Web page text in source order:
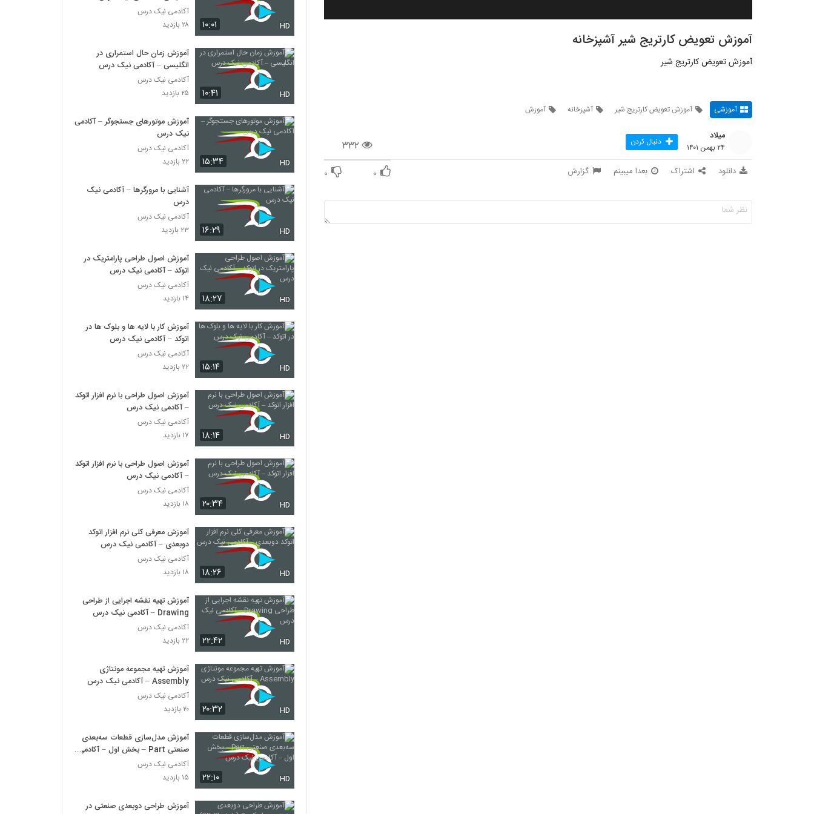
آموزش تعویض کارتریج شیر آشپزخانه
آموزش تعویض کارتریج شیر
آموزشی آموزش تعویض کارتریج شیر آشپزخانه آموزش
۳۳۲
میلاد
۲۴ بهمن ۱۴۰۱ دنبال کردن
دانلود اشتراک بعدا میبینم گزارش ۰ ۰
۱۰:۰۱ HD
آکادمی نیک درس
۲۸ بازدید
۱۰:۴۱ HD
آموزش زمان حال استمراری در
انگلیسی – آکادمی نیک درس
آکادمی نیک درس
۲۵ بازدید
۱۵:۳۴ HD
آموزش موتورهای جستجوگر – آکادمی
نیک درس
آکادمی نیک درس
۲۲ بازدید
۱۶:۲۹ HD
آشنایی با مرورگرها – آکادمی نیک
درس
آکادمی نیک درس
۲۳ بازدید
۱۸:۲۷ HD
آموزش اصول طراحی پارامتریک در
اتوکد – آکادمی نیک درس
آکادمی نیک درس
۱۴ بازدید
۱۵:۱۴ HD
آموزش کار با لایه ها و بلوک ها در
اتوکد – آکادمی نیک درس
آکادمی نیک درس
۲۲ بازدید
۱۸:۱۴ HD
آموزش اصول طراحی با نرم افزار اتوکد
– آکادمی نیک درس
آکادمی نیک درس
۱۷ بازدید
۲۰:۳۴ HD
آموزش اصول طراحی با نرم افزار اتوکد
– آکادمی نیک درس
آکادمی نیک درس
۱۸ بازدید
۱۸:۲۶ HD
آموزش معرفی کلی نرم افزار اتوکد
دوبعدی – آکادمی نیک درس
آکادمی نیک درس
۱۸ بازدید
۲۲:۴۲ HD
آموزش تهیه نقشه اجرایی از طراحی
Drawing – آکادمی نیک درس
آکادمی نیک درس
۲۲ بازدید
۲۰:۳۲ HD
آموزش تهیه مجموعه مونتاژی
Assembly – آکادمی نیک درس
آکادمی نیک درس
۲۰ بازدید
۲۲:۱۰ HD
آموزش مدل‌سازی قطعات سه‌بعدی
صنعتی Part – بخش اول – آکادمی
نیک درس
آکادمی نیک درس
۱۵ بازدید
آموزش طراحی دوبعدی صنعتی در